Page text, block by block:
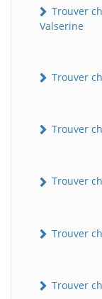
Trouver
Valserine
Trouver
Trouver
Trouver
Trouver
Trouver